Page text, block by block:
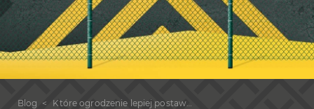
Blog Które ogrodzenie lepiej postawić na stronie wiejskiej